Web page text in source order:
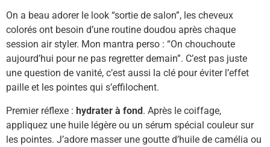
On a beau adorer le look “sortie de salon”, les cheveux
colorés ont besoin d’une routine doudou après chaque
session air styler. Mon mantra perso : “On chouchoute
aujourd’hui pour ne pas regretter demain”. C’est pas juste
une question de vanité, c’est aussi la clé pour éviter l’effet
paille et les pointes qui s’effilochent.
Premier réflexe : hydrater à fond. Après le coiffage,
appliquez une huile légère ou un sérum spécial couleur sur
les pointes. J’adore masser une goutte d’huile de camélia ou